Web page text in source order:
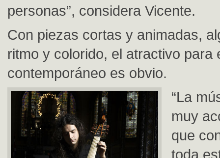
personas”, considera Vicente.
Con piezas cortas y animadas,
ritmo y colorido, el atractivo para
contemporáneo es obvio.
“La
muy
que
toda